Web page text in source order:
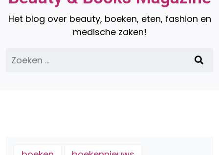
Het blog over beauty, boeken, eten, fashion en
medische zaken!
Zoeken
naar: